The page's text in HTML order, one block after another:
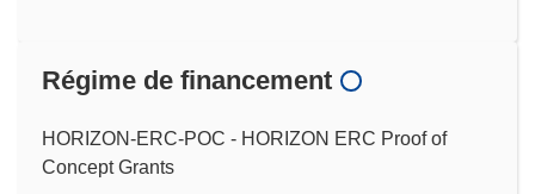
Régime de financement
HORIZON-ERC-POC - HORIZON ERC Proof of
Concept Grants